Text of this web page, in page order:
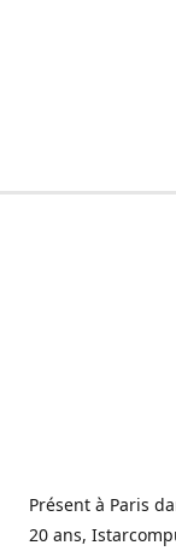
Présent à Paris
20 ans,